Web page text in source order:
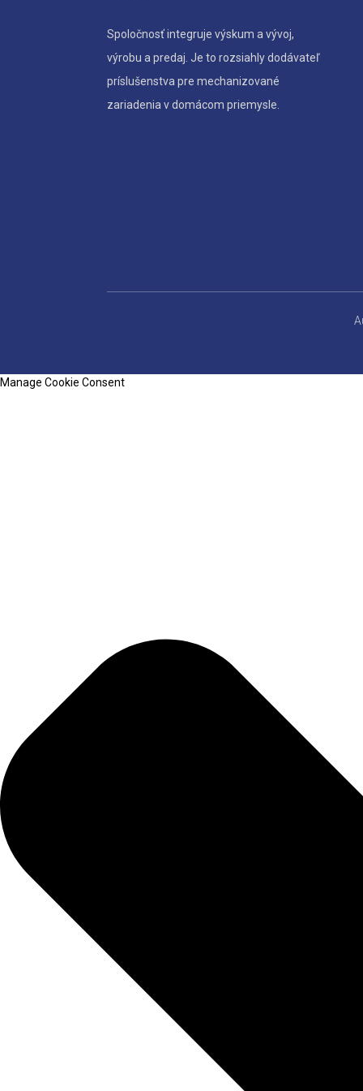
Spoločnosť integruje výskum a vývoj,
výrobu a predaj. Je to rozsiahly dodávateľ
príslušenstva pre mechanizované
zariadenia v domácom priemysle.
Manage Cookie Consent